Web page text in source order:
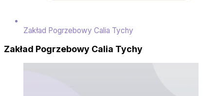
Zakład Pogrzebowy Calia Tychy
Zakład Pogrzebowy Calia Tychy